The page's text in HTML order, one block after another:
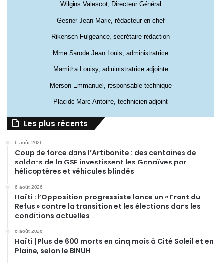
Wilgins Valescot, Directeur Général
Gesner Jean Marie, rédacteur en chef
Rikenson Fulgeance, secrétaire rédaction
Mme Sarode Jean Louis, administratrice
Mamitha Louisy, administratrice adjointe
Merson Emmanuel, responsable technique
Placide Marc Antoine, technicien adjoint
Les plus récents
6 août 2026
Coup de force dans l’Artibonite : des centaines de
soldats de la GSF investissent les Gonaïves par
hélicoptères et véhicules blindés
6 août 2026
Haïti : l’Opposition progressiste lance un « Front du
Refus » contre la transition et les élections dans les
conditions actuelles
6 août 2026
Haïti | Plus de 600 morts en cinq mois à Cité Soleil et en
Plaine, selon le BINUH